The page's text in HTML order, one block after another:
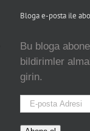
Bloga e-posta ile
Bu bloga
bildirimler
girin.